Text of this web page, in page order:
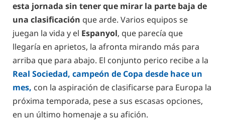
esta jornada sin tener que mirar la parte baja de
una clasificación que arde. Varios equipos se
juegan la vida y el Espanyol, que parecía que
llegaría en aprietos, la afronta mirando más para
arriba que para abajo. El conjunto perico recibe a la
Real Sociedad, campeón de Copa desde hace un
mes, con la aspiración de clasificarse para Europa la
próxima temporada, pese a sus escasas opciones,
en un último homenaje a su afición.